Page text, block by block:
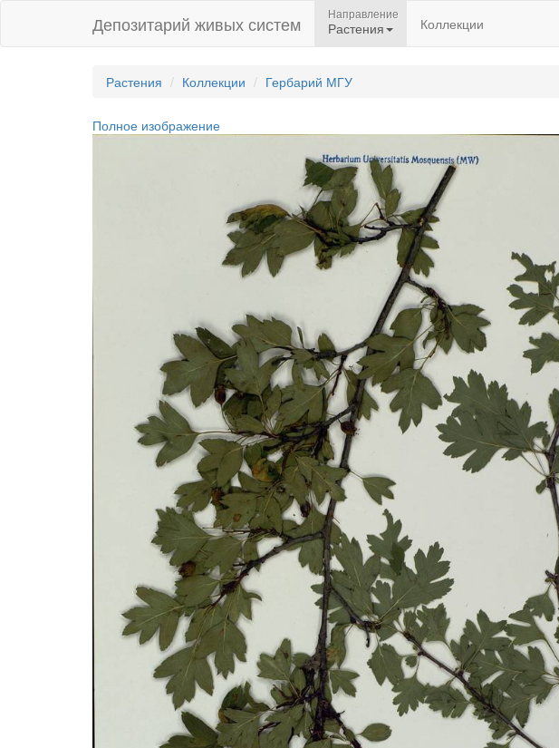
Депозитарий живых систем Направление
Растения Коллекции
Растения Коллекции Гербарий МГУ
Полное изображение